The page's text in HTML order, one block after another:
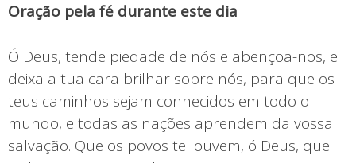
Oração pela fé durante este dia
Ó Deus, tende piedade de nós e abençoa-nos, e
deixa a tua cara brilhar sobre nós, para que os
teus caminhos sejam conhecidos em todo o
mundo, e todas as nações aprendem da vossa
salvação. Que os povos te louvem, ó Deus, que